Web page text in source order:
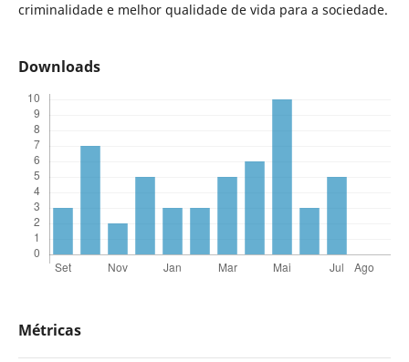
criminalidade e melhor qualidade de vida para a sociedade.
Downloads
Métricas